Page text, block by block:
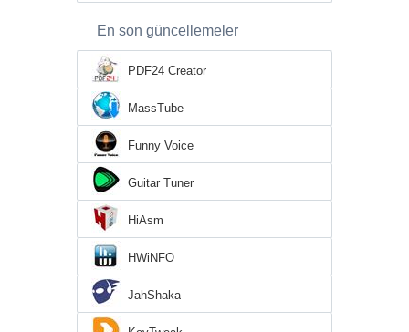
En son güncellemeler
PDF24 Creator
MassTube
Funny Voice
Guitar Tuner
HiAsm
HWiNFO
JahShaka